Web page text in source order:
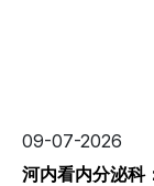
09-07-2026
河内看内分泌科